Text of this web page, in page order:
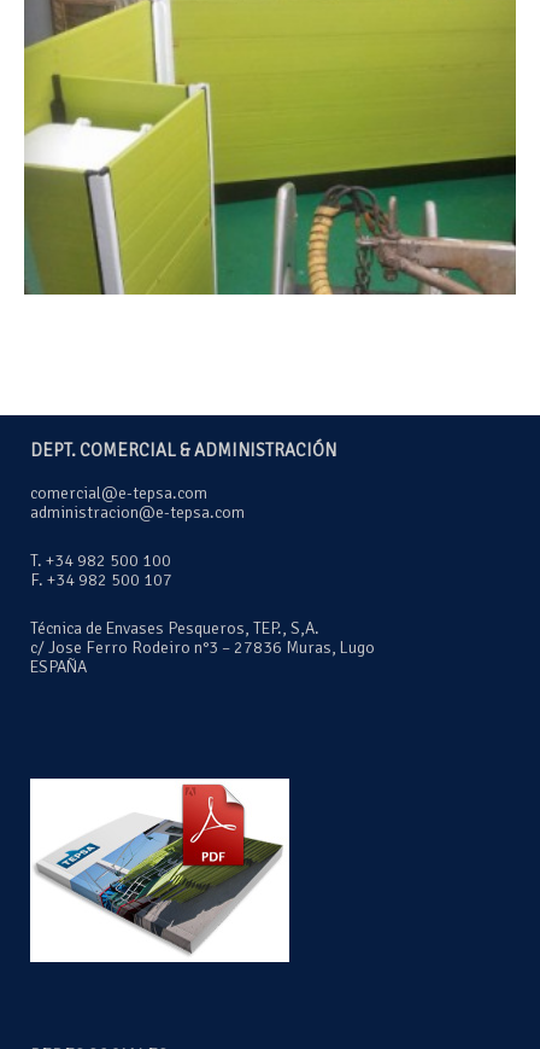
DEPT. COMERCIAL & ADMINISTRACIÓN
comercial@e-tepsa.com
administracion@e-tepsa.com
T. +34 982 500 100
F. +34 982 500 107
Técnica de Envases Pesqueros, TEP., S,A.
c/ Jose Ferro Rodeiro n°3 – 27836 Muras, Lugo
ESPAÑA